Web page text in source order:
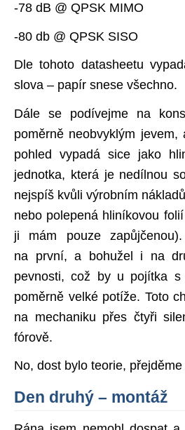
-78 dB @ QPSK MIMO
-80 db @ QPSK SISO
Dle tohoto datasheetu
slova – papír snese všechno.
Dále se podívejme na
poměrně neobvyklým
pohled vypadá sice jako
jednotka, která je nedílnou
nejspíš kvůli výrobním
nebo polepená hliníkovou
ji mám pouze
na první, a bohužel i na
pevnosti, což by u pojítka
poměrně velké potíže. Toto
na mechaniku přes čtyři
fórově.
No, dost bylo teorie, přejděme
Den druhý – montáž